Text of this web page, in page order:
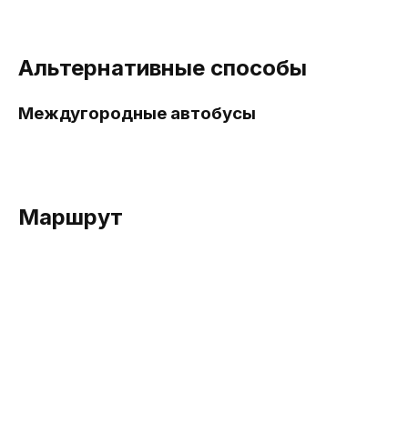
Альтернативные способы
Междугородные автобусы
Маршрут